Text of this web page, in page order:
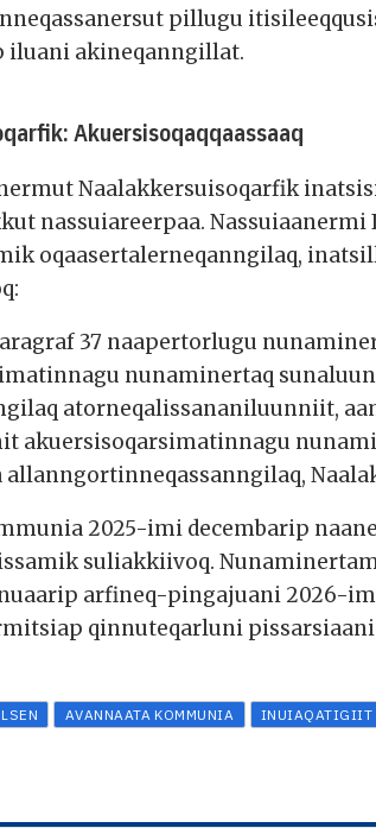
pillugu
iluani akineqanngillat.
Akuersisoqaqqaassaaq
Naalakkersuisoqarfik
nassuiareerpaa.
oqaasertalerneqanngilaq,
37 naapertorlugu
nunaminertaq
atorneqalissananiluunniit,
akuersisoqarsimatinnagu
allanngortinneqassanngilaq,
2025-imi decembarip
suliakkiivoq.
arfineq-pingajuani 2026-
qinnuteqarluni
AVANNAATA KOMMUNIA INUIAQATIGIIT